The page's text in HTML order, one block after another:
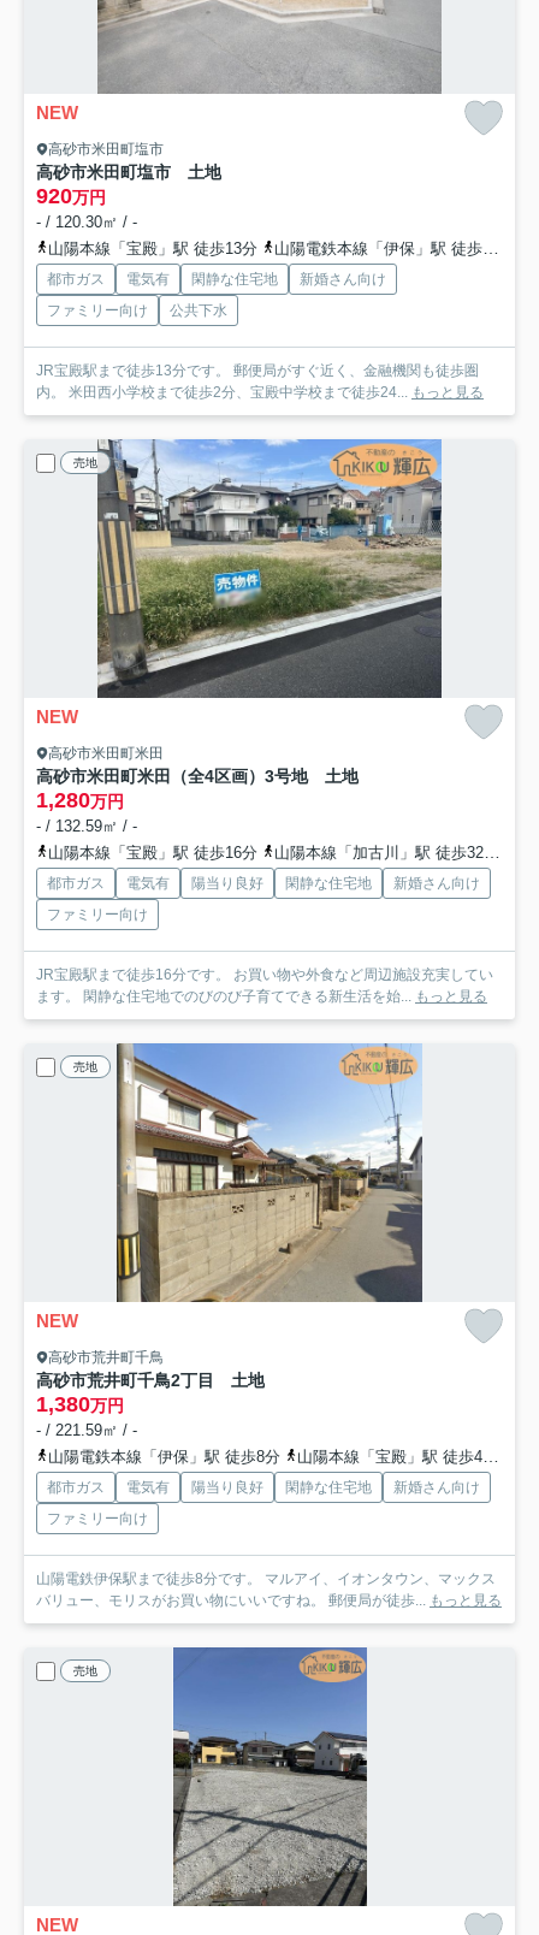
NEW
高砂市米田町塩市
高砂市米田町塩市 土地
920万円
- / 120.30㎡ / -
山陽本線「宝殿」駅 徒歩13分
山陽電鉄本線「伊保」駅 徒歩31分
都市ガス 電気有 閑静な住宅地
新婚さん向け
ファミリー向け
公共下水
JR宝殿駅まで徒歩13分です。 郵便局がすぐ近く、金融機関も徒歩圏
内。 米田西小学校まで徒歩2分、宝殿中学校まで徒歩24...
もっと見る
売地
NEW
高砂市米田町米田
高砂市米田町米田（全4区画）3号地 土地
1,280万円
- / 132.59㎡ / -
山陽本線「宝殿」駅 徒歩16分
山陽本線「加古川」駅 徒歩32分
都市ガス 電気有 陽当り良好 閑静な住宅地
新婚さん向け
ファミリー向け
JR宝殿駅まで徒歩16分です。 お買い物や外食など周辺施設充実してい
ます。 閑静な住宅地でのびのび子育てできる新生活を始...
もっと見る
売地
NEW
高砂市荒井町千鳥
高砂市荒井町千鳥2丁目 土地
1,380万円
- / 221.59㎡ / -
山陽電鉄本線「伊保」駅 徒歩8分
山陽本線「宝殿」駅 徒歩43分
都市ガス 電気有 陽当り良好 閑静な住宅地
新婚さん向け
ファミリー向け
山陽電鉄伊保駅まで徒歩8分です。 マルアイ、イオンタウン、マックス
バリュー、モリスがお買い物にいいですね。 郵便局が徒歩...
もっと見る
売地
NEW